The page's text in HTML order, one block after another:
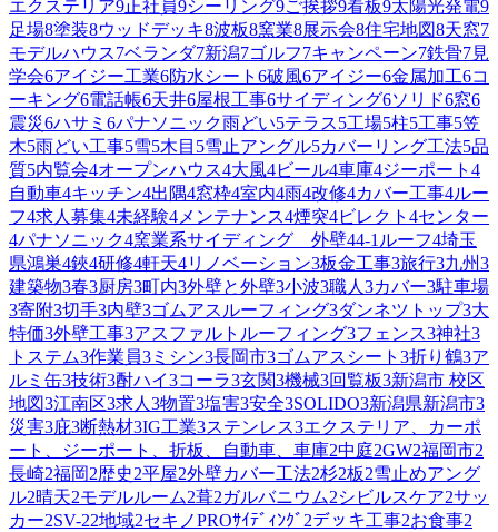
エクステリア9正社員9シーリング9ご挨拶9看板9太陽光発電9
足場8塗装8ウッドデッキ8波板8窯業8展示会8住宅地図8天窓7
モデルハウス7ベランダ7新潟7ゴルフ7キャンペーン7鉄骨7見
学会6アイジー工業6防水シート 6破風6アイジー6金属加工6コ
ーキング6電話帳6天井6屋根工事6サイディング6ソリド6窓6
震災6ハサミ 6パナソニック雨どい5テラス5工場5柱5工事5笠
木5雨どい工事5雪5木目 5雪止アングル5カバーリング工法5品
質5内覧会4オープンハウス4大風4ビール4車庫4ジーポート 4
自動車4キッチン4出隅4窓枠4室内4雨4改修4カバー工事4ルー
フ4求人募集4未経験4 メンテナンス4煙突4ビレクト 4センター
4パナソニック4窯業系サイディング 外壁44-1ルーフ4埼玉
県鴻巣4鋏4研修4軒天4リノベーション3板金工事3旅行3九州3
建築物3春3厨房3町内3外壁と外壁3小波3職人 3カバー3駐車場
3寄附3切手3内壁3ゴムアスルーフィング3ダンネツトップ3大
特価3外壁工事3アスファルトルーフィング3フェンス3神社3
トステム3作業員3 ミシン3長岡市3ゴムアスシート 3折り鶴3ア
ルミ缶3技術3酎ハイ3コーラ3玄関3機械3回覧板3新潟市 校区
地図3江南区3求人 3物置3塩害3安全3SOLIDO3新潟県新潟市3
災害3庇3断熱材3IG工業3ステンレス3エクステリア、カーポ
ート、ジーポート、折板、自動車、車庫2中庭2GW2福岡市2
長崎2福岡2歴史2平屋2外壁カバー工法2杉2板2雪止めアング
ル2晴天2モデルルーム2葺2ガルバニウム2シビルスケア2サッ
カー2SV-22地域2セキノPROｻｲﾃﾞｨﾝｸﾞ 2デッキ工事2お食事2